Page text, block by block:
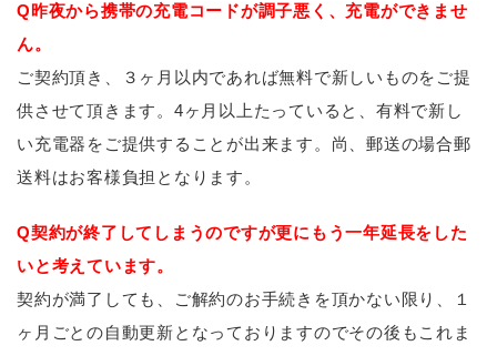
Q昨夜から携帯の充電コードが調子悪く、充電ができませ
ん。
ご契約頂き、３ヶ月以内であれば無料で新しいものをご提
供させて頂きます。4ヶ月以上たっていると、有料で新し
い充電器をご提供することが出来ます。尚、郵送の場合郵
送料はお客様負担となります。
Q契約が終了してしまうのですが更にもう一年延長をした
いと考えています。
契約が満了しても、ご解約のお手続きを頂かない限り、１
ヶ月ごとの自動更新となっておりますのでその後もこれま